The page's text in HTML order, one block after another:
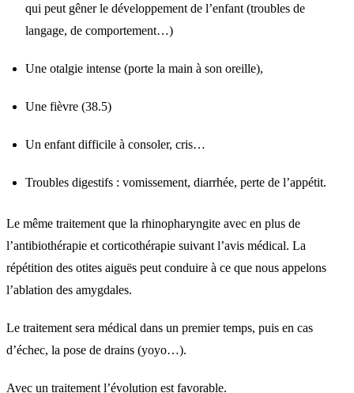
qui peut gêner le développement de l’enfant (troubles de
langage, de comportement…)
Une otalgie intense (porte la main à son oreille),
Une fièvre (38.5)
Un enfant difficile à consoler, cris…
Troubles digestifs : vomissement, diarrhée, perte de l’appétit.
Le même traitement que la rhinopharyngite avec en plus de
l’antibiothérapie et corticothérapie suivant l’avis médical. La
répétition des otites aiguës peut conduire à ce que nous appelons
l’ablation des amygdales.
Le traitement sera médical dans un premier temps, puis en cas
d’échec, la pose de drains (yoyo…).
Avec un traitement l’évolution est favorable.